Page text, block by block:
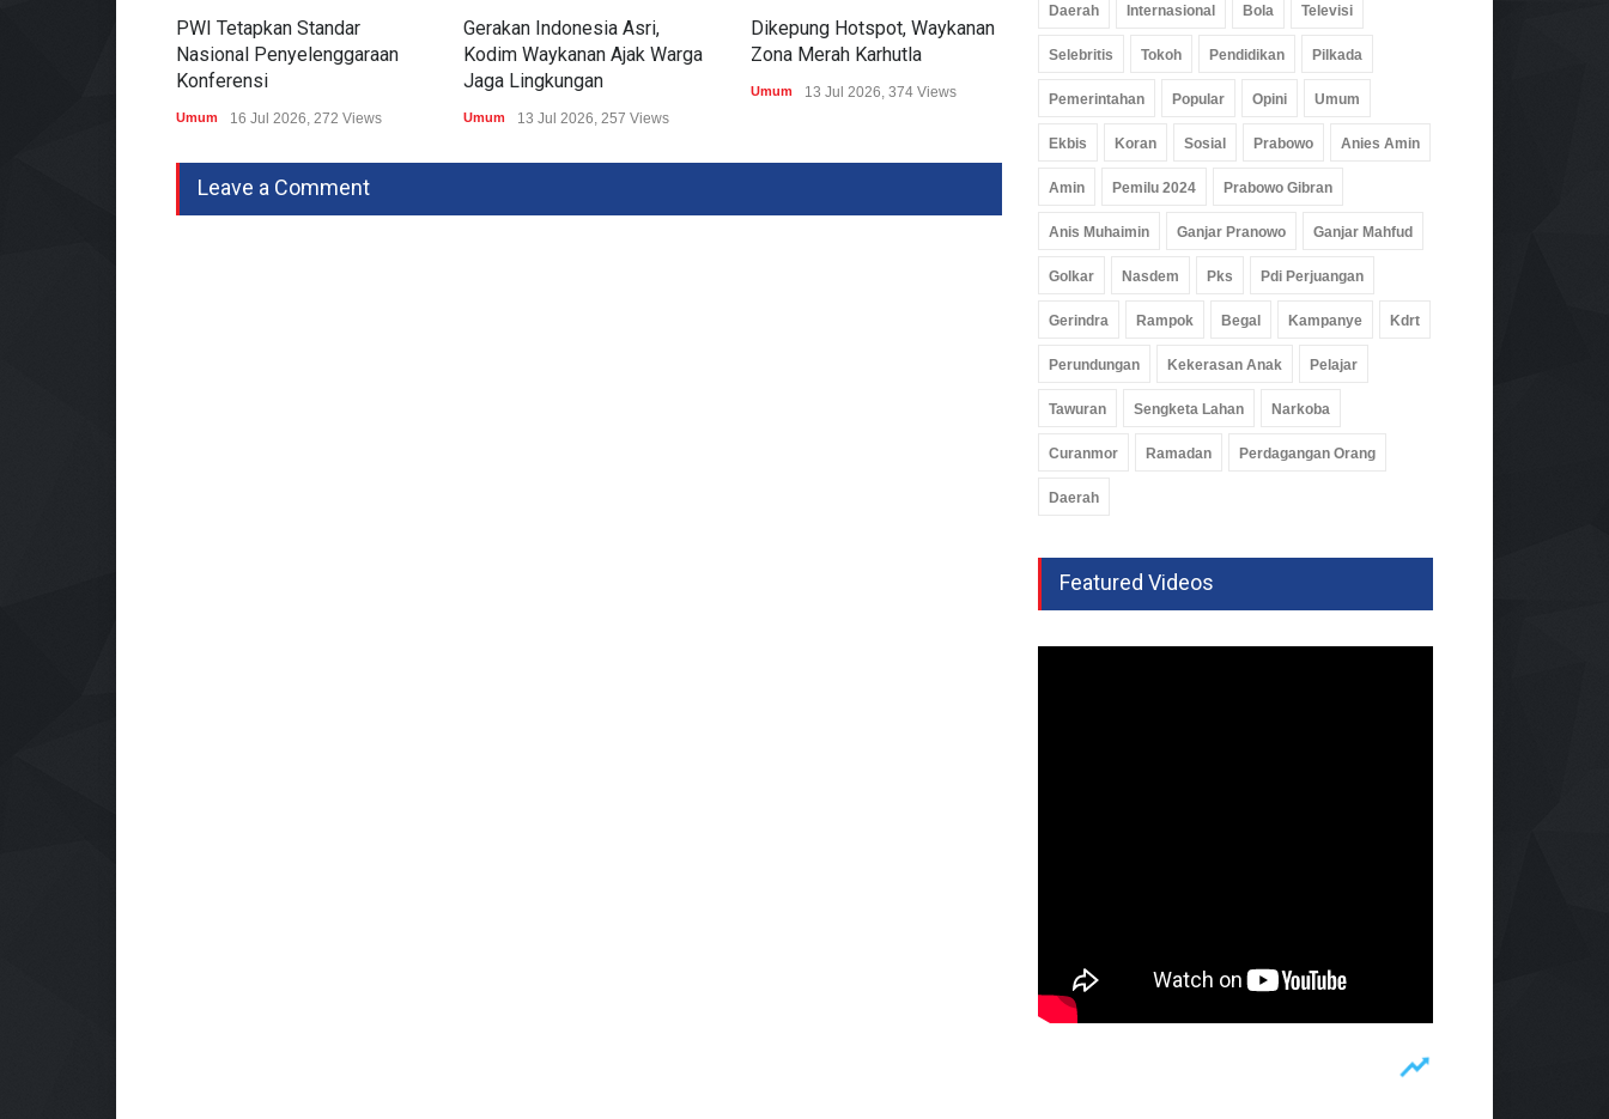
PWI Tetapkan Standar
Nasional Penyelenggaraan
Konferensi
Umum 16 Jul 2026, 272 Views
Gerakan Indonesia Asri,
Kodim Waykanan Ajak Warga
Jaga Lingkungan
Umum 13 Jul 2026, 257 Views
Dikepung Hotspot, Waykanan
Zona Merah Karhutla
Umum 13 Jul 2026, 374 Views
Aksi Bersihkan Curup Kereta
Umum 09 Jul 2026, 426 Views
Leave a Comment
Daerah Internasional Bola Televisi
Selebritis Tokoh Pendidikan Pilkada
Pemerintahan Popular Opini Umum
Ekbis Koran Sosial Prabowo Anies Amin
Amin Pemilu 2024 Prabowo Gibran
Anis Muhaimin Ganjar Pranowo Ganjar Mahfud
Golkar Nasdem Pks Pdi Perjuangan
Gerindra Rampok Begal Kampanye Kdrt
Perundungan Kekerasan Anak Pelajar
Tawuran Sengketa Lahan Narkoba
Curanmor Ramadan Perdagangan Orang
Daerah
Featured Videos